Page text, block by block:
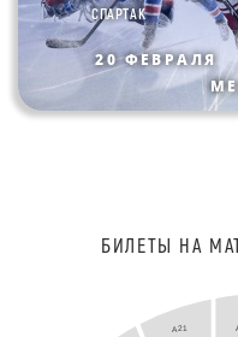
СПАРТАК
20 ФЕВРАЛЯ
БИЛЕТЫ НА
A21